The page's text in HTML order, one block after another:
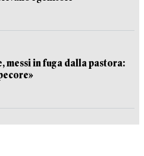
messi in fuga dalla pastora: